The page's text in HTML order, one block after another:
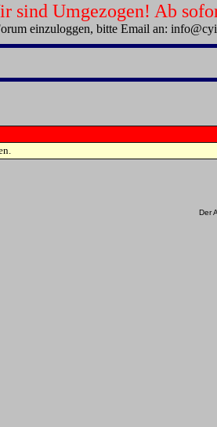
sind Umgezogen! Ab
einzuloggen, bitte Email an:
Der